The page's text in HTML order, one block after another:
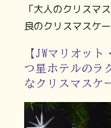
「大人のクリスマ
良のクリスマスケ
【JWマリオッ
つ星ホテルのラ
なクリスマスケ